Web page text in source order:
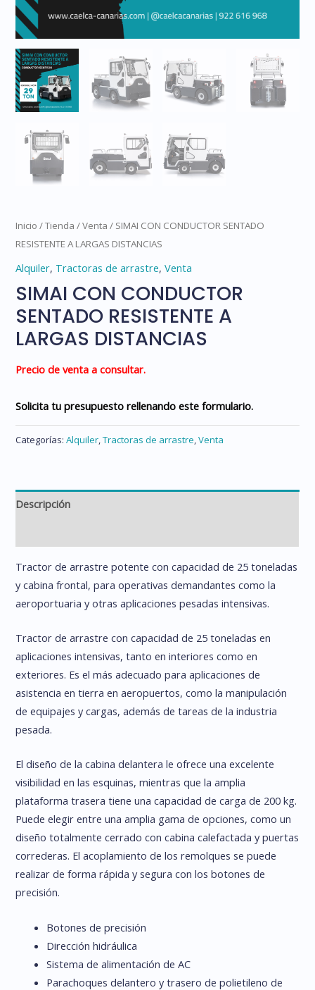
Inicio /Tienda /Venta / SIMAI CON CONDUCTOR SENTADO
RESISTENTE A LARGAS DISTANCIAS
Alquiler, Tractoras de arrastre,Venta
SIMAI CON CONDUCTOR
SENTADO RESISTENTE A
LARGAS DISTANCIAS
Precio de venta a consultar.
Solicita tu presupuesto rellenando este formulario.
Categorías:Alquiler,Tractoras de arrastre,Venta
Descripción
Tractor de arrastre potente con capacidad de 25 toneladas
y cabina frontal, para operativas demandantes como la
aeroportuaria y otras aplicaciones pesadas intensivas.
Tractor de arrastre con capacidad de 25 toneladas en
aplicaciones intensivas, tanto en interiores como en
exteriores. Es el más adecuado para aplicaciones de
asistencia en tierra en aeropuertos, como la manipulación
de equipajes y cargas, además de tareas de la industria
pesada.
El diseño de la cabina delantera le ofrece una excelente
visibilidad en las esquinas, mientras que la amplia
plataforma trasera tiene una capacidad de carga de 200 kg.
Puede elegir entre una amplia gama de opciones, como un
diseño totalmente cerrado con cabina calefactada y puertas
correderas. El acoplamiento de los remolques se puede
realizar de forma rápida y segura con los botones de
precisión.
Botones de precisión
Dirección hidráulica
Sistema de alimentación de AC
Parachoques delantero y trasero de polietileno de